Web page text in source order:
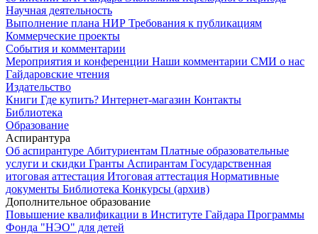
Научная деятельность
Выполнение плана НИР Требования к публикациям
Коммерческие проекты
События и комментарии
Мероприятия и конференции Наши комментарии СМИ о нас
Гайдаровские чтения
Издательство
Книги Где купить? Интернет-магазин Контакты
Библиотека
Образование
Аспирантура
Об аспирантуре Абитуриентам Платные образовательные
услуги и скидки Гранты Аспирантам Государственная
итоговая аттестация Итоговая аттестация Нормативные
документы Библиотека Конкурсы (архив)
Дополнительное образование
Повышение квалификации в Институте Гайдара Программы
Фонда "НЭО" для детей